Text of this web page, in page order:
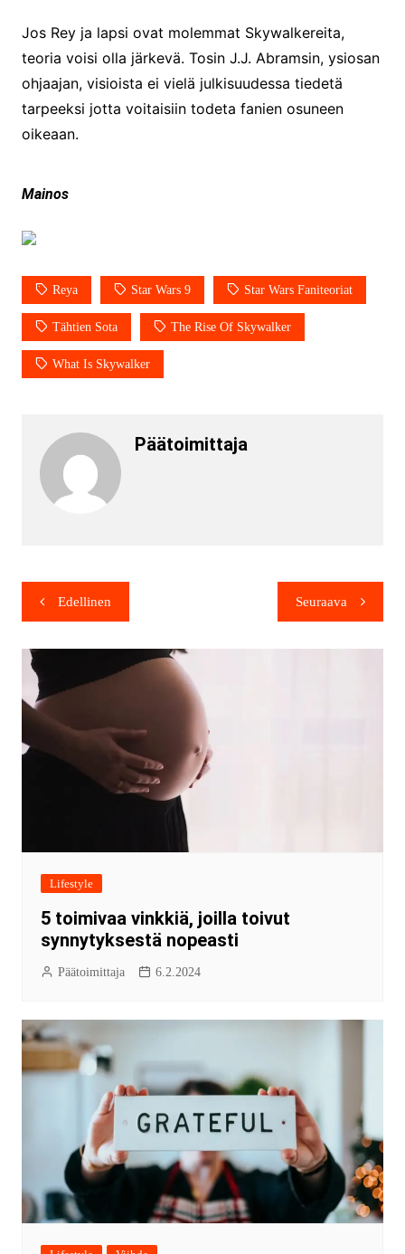
Jos Rey ja lapsi ovat molemmat Skywalkereita,
teoria voisi olla järkevä. Tosin J.J. Abramsin, ysiosan
ohjaajan, visioista ei vielä julkisuudessa tiedetä
tarpeeksi jotta voitaisiin todeta fanien osuneen
oikeaan.
Mainos
Reya Star Wars 9 Star Wars Faniteoriat
Tähtien Sota The Rise Of Skywalker
What Is Skywalker
Päätoimittaja
Edellinen Seuraava
Lifestyle
5 toimivaa vinkkiä, joilla toivut
synnytyksestä nopeasti
Päätoimittaja 6.2.2024